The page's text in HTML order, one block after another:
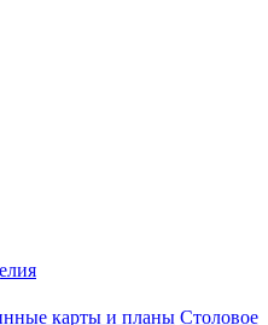
карты и планы Столовое